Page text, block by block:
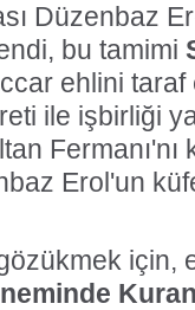
Düzenbaz
bu tamimi
ehlini taraf
ile işbirliği
Erol'un
için,